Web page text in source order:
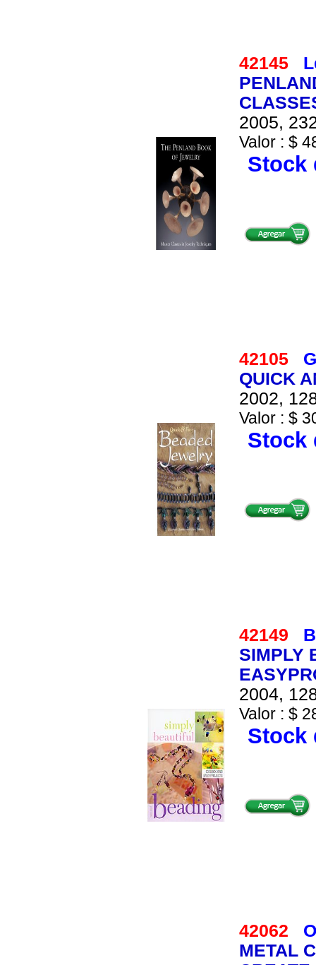
42145
2005,
Valor : $
Stock
42105
QUICK
2002,
Valor : $
Stock
42149
SIMPLY
2004,
Valor : $
Stock
42062
METAL